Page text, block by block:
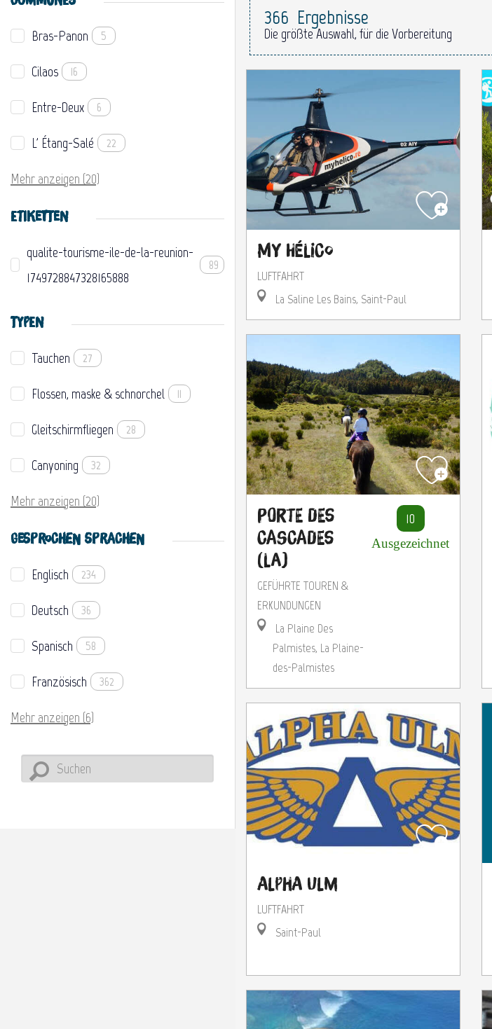
Bras-Panon 5
Cilaos 16
Entre-Deux 6
L' Étang-Salé 22
Mehr anzeigen (20)
ETIKETTEN
qualite-tourisme-ile-de-la-reunion-
1749728847328165888
89
TYPEN
Tauchen 27
Flossen, maske & schnorchel 11
Gleitschirmfliegen 28
Canyoning 32
Mehr anzeigen (20)
GESPROCHEN SPRACHEN
Englisch 234
Deutsch 36
Spanisch 58
Französisch 362
Mehr anzeigen (6)
366 Ergebnisse
Die größte Auswahl, für die Vorbereitung
My Hélico
LUFTFAHRT
La Saline Les Bains, Saint-Paul
Porte des
Cascades
(La)
GEFÜHRTE TOUREN &
ERKUNDUNGEN
La Plaine Des
Palmistes, La Plaine-
des-Palmistes
10
Ausgezeichnet
Alpha Ulm
LUFTFAHRT
Saint-Paul